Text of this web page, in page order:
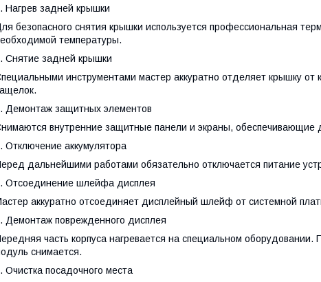
Нагрев задней крышки
безопасного снятия крышки используется профессиональная
температуры.
Снятие задней крышки
инструментами мастер аккуратно отделяет крышку от
Демонтаж защитных элементов
внутренние защитные панели и экраны, обеспечивающие
Отключение аккумулятора
дальнейшими работами обязательно отключается питание
Отсоединение шлейфа дисплея
аккуратно отсоединяет дисплейный шлейф от системной
Демонтаж поврежденного дисплея
часть корпуса нагревается на специальном
снимается.
Очистка посадочного места